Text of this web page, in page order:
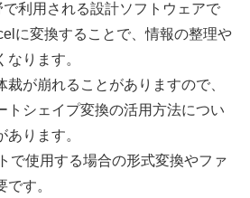
利用される設計ソフトウェアで
に変換することで、情報の整理や
ります。
が崩れることがありますので、
トシェイプ変換の活用方法につい
ります。
で使用する場合の形式変換やファ
す。